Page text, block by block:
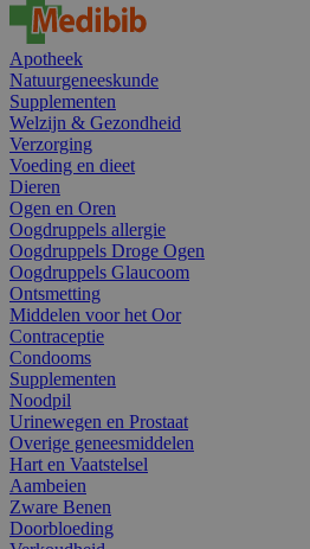
Apotheek
Natuurgeneeskunde
Supplementen
Welzijn & Gezondheid
Verzorging
Voeding en dieet
Dieren
Ogen en Oren
Oogdruppels allergie
Oogdruppels Droge Ogen
Oogdruppels Glaucoom
Ontsmetting
Middelen voor het Oor
Contraceptie
Condooms
Supplementen
Noodpil
Urinewegen en Prostaat
Overige geneesmiddelen
Hart en Vaatstelsel
Aambeien
Zware Benen
Doorbloeding